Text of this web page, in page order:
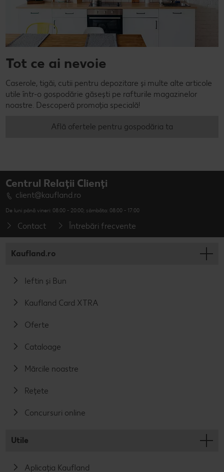
Tot ce ai nevoie
Caserole, tigăi, cutii pentru depozitare și multe alte articole
utile într-o gospodărie găsești pe rafturile magazinelor
noastre. Descoperă promoția specială!
Află ofertele pentru gospodăria ta
Centrul Relații Clienți
client@kaufland.ro
De luni până vineri: 08:00 - 20:00; sâmbăta: 08:00 - 17:00
Contact Întrebări frecvente
Kaufland.ro
Ieftin și Bun
Kaufland Card XTRA
Oferte
Cataloage
Mărcile noastre
Rețete
Concursuri online
Utile
Aplicația Kaufland